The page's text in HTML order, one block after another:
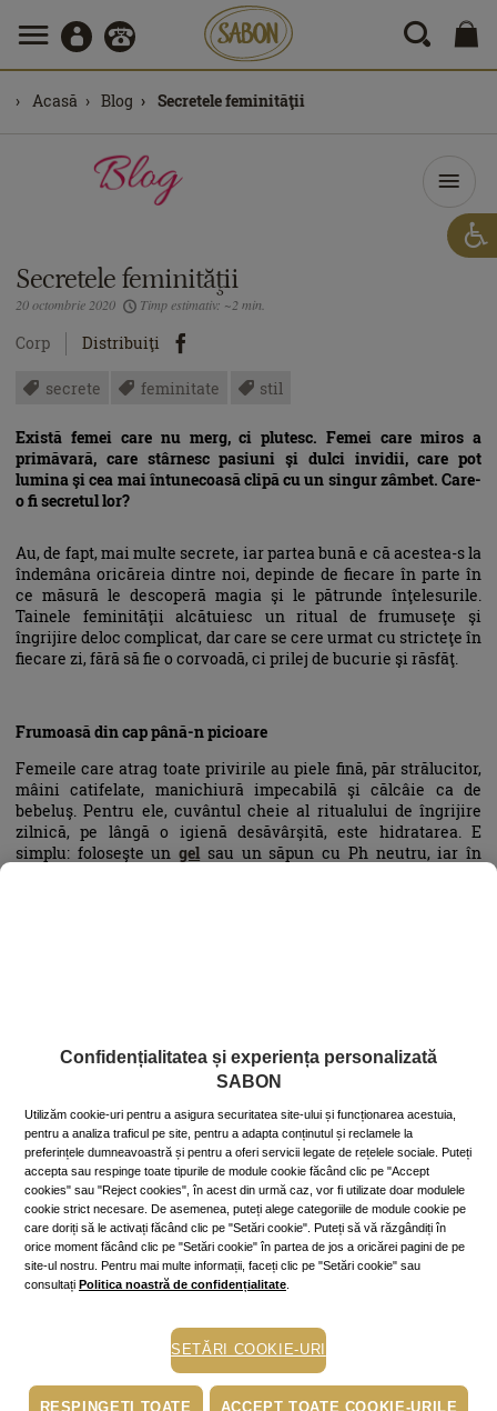
Acasă Blog Secretele feminităţii
Secretele feminităţii
20 octombrie 2020 Timp estimativ: ~2 min.
Corp Distribuiţi
secrete feminitate stil
Există femei care nu merg, ci plutesc. Femei care miros a
primăvară, care stârnesc pasiuni şi dulci invidii, care pot
lumina şi cea mai întunecoasă clipă cu un singur zâmbet. Care-
o fi secretul lor?
Au, de fapt, mai multe secrete, iar partea bună e că acestea-s la
îndemâna oricăreia dintre noi, depinde de fiecare în parte în
ce măsură le descoperă magia şi le pătrunde înţelesurile.
Tainele feminităţii alcătuiesc un ritual de frumuseţe şi
îngrijire deloc complicat, dar care se cere urmat cu stricteţe în
fiecare zi, fără să fie o corvoadă, ci prilej de bucurie şi răsfăţ.
Frumoasă din cap până-n picioare
Femeile care atrag toate privirile au piele fină, păr strălucitor,
mâini catifelate, manichiură impecabilă şi călcâie ca de
bebeluş. Pentru ele, cuvântul cheie al ritualului de îngrijire
zilnică, pe lângă o igienă desăvârşită, este hidratarea. E
simplu: foloseşte ungel sau un săpun cu Ph neutru, iar în
Moda e capricioasă şi, din păcate, foarte multe femei ajung
victime ale unor trenduri care nu li se portivesc. În epoca
brandurilor cu nume răsunător, singura diferenţa dintre o
femeie bine îmbrăcată şi alta pe care hainele n-o pun deloc în
valoare este stilul. Deci nu suma din conturi şi nici numele de
pe eticheta bluzei. Ca să nu dai niciodată greş din punct de
vedere vestimentar, ţine minte regulile de bază: Nu combina
mai mult de trei nuanţe în aceeaşi ţinută, nu purta ceva doar
Confidențialitatea și experiența personalizată
SABON
Utilizăm cookie-uri pentru a asigura securitatea site-ului și funcționarea acestuia,
pentru a analiza traficul pe site, pentru a adapta conținutul și reclamele la
preferințele dumneavoastră și pentru a oferi servicii legate de rețelele sociale. Puteți
accepta sau respinge toate tipurile de module cookie făcând clic pe "Accept
cookies" sau "Reject cookies", în acest din urmă caz, vor fi utilizate doar modulele
cookie strict necesare. De asemenea, puteți alege categoriile de module cookie pe
care doriți să le activați făcând clic pe "Setări cookie". Puteți să vă răzgândiți în
orice moment făcând clic pe "Setări cookie" în partea de jos a oricărei pagini de pe
site-ul nostru. Pentru mai multe informații, faceți clic pe "Setări cookie" sau
consultați Politica noastră de confidențialitate
SETĂRI COOKIE-URI